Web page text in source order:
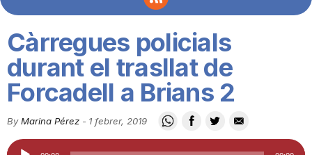
C
Càrregues policials
durant el trasllat de
Forcadell a Brians 2
By Marina Pérez - 1 febrer, 2019
Reproductor